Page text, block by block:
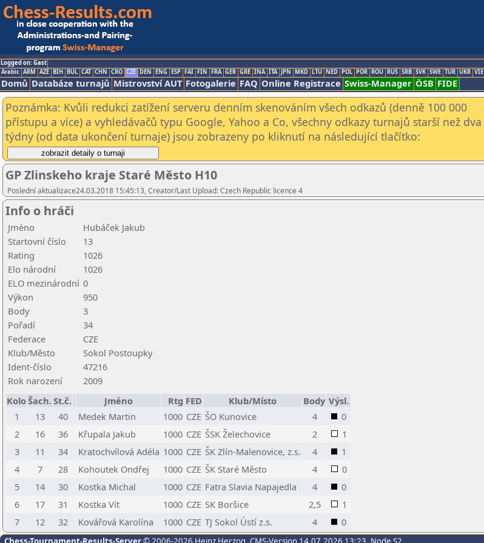
Logged on: Gast
Arabic ARM AZE BIH BUL CAT CHN CRO CZE DEN ENG ESP FAI FIN FRA GER GRE INA ITA JPN MKD LTU NED POL POR ROU RUS SRB SVK SWE TUR UKR VIE
Domů Databáze turnajů Mistrovství AUT Fotogalerie FAQ Online Registrace Swiss-Manager ÖSB FIDE
Poznámka: Kvůli redukci zatížení serveru denním skenováním všech odkazů (denně 100 000
přístupu a více) a vyhledávačů typu Google, Yahoo a Co, všechny odkazy turnajů starší než dva
týdny (od data ukončení turnaje) jsou zobrazeny po kliknutí na následující tlačítko:
GP Zlinskeho kraje Staré Město H10
Poslední aktualizace24.03.2018 15:45:13, Creator/Last Upload: Czech Republic licence 4
Info o hráči
Jméno
Hubáček Jakub
Startovní číslo
13
Rating
1026
Elo národní
1026
ELO mezinárodní 0
Výkon
950
Body
3
Pořadí
34
Federace
CZE
Klub/Město
Sokol Postoupky
Ident-číslo
47216
Rok narození
2009
KoloŠach.St.č. Jméno Rtg FED Klub/Místo Body Výsl.
1
13 40 Medek Martin 1000 CZE ŠO Kunovice 4
0
2
16 36 Křupala Jakub 1000 CZE ŠSK Želechovice 2
1
3
11 34 Kratochvílová Adéla 1000 CZE ŠK Zlín-Malenovice, z.s. 4
1
4
7 28 Kohoutek Ondřej 1000 CZE ŠK Staré Město 4
0
5
14 30 Kostka Michal 1000 CZE Fatra Slavia Napajedla 4
0
6
17 31 Kostka Vít 1000 CZE SK Boršice 2,5
1
7
12 32 Kovářová Karolína 1000 CZE TJ Sokol Ústí z.s. 4 0